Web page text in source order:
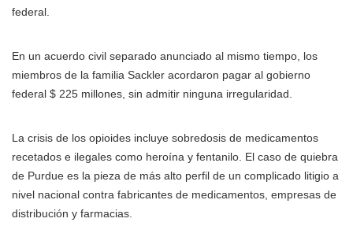
federal.
En un acuerdo civil separado anunciado al mismo tiempo, los
miembros de la familia Sackler acordaron pagar al gobierno
federal $ 225 millones, sin admitir ninguna irregularidad.
La crisis de los opioides incluye sobredosis de medicamentos
recetados e ilegales como heroína y fentanilo. El caso de quiebra
de Purdue es la pieza de más alto perfil de un complicado litigio a
nivel nacional contra fabricantes de medicamentos, empresas de
distribución y farmacias.